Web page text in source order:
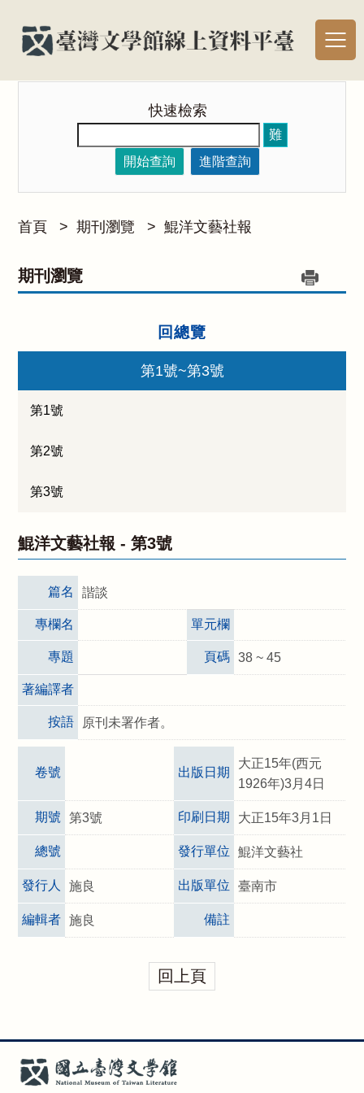
快速檢索
難
開始查詢
進階查詢
首頁 > 期刊瀏覽 > 鯤洋文藝社報
期刊瀏覽
回總覽
第1號~第3號
第1號
第2號
第3號
鯤洋文藝社報 -第3號
篇名 諧談
專欄名 單元欄
專題 頁碼 38 ~ 45
著編譯者
按語 原刊未署作者。
卷號 出版日期
大正15年(西元
1926年)3月4日
期號 第3號 印刷日期 大正15年3月1日
總號 發行單位 鯤洋文藝社
發行人 施良 出版單位 臺南市
編輯者 施良 備註
回上頁